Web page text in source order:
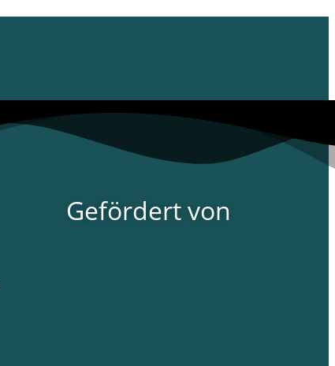
Gefördert von